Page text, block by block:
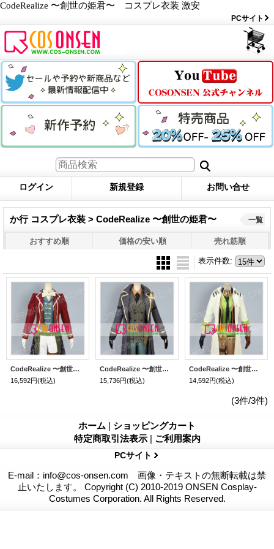
CodeRealize 〜創世の姫君〜 コスプレ衣装 激安
PCサイト
ログイン 新規登録 お問い合せ
か行 コスプレ衣装 > CodeRealize 〜創世の姫君〜 一覧
おすすめ順 価格の安い順 売れ筋順
表示件数:
CodeRealize 〜創世の姫君〜 アルセ-ヌ ルパン コスプレ衣装
16,592円(税込)
CodeRealize 〜創世の姫君〜 エイブラハム・ヴァン・ヘルシング コスプレ衣装
15,736円(税込)
CodeRealize 〜創世の姫君〜 ヴィクター・フランケンシュタイン コスプレ衣装
14,592円(税込)
(3件/3件)
ホーム | ショッピングカート
特定商取引法表示 | ご利用案内
PCサイト
E-mail：info@cos-onsen.com 画像・テキストの無断転載は禁
止いたします。 Copyright (C) 2010-2019 ONSEN Cosplay-
Costumes Corporation. All Rights Reserved.